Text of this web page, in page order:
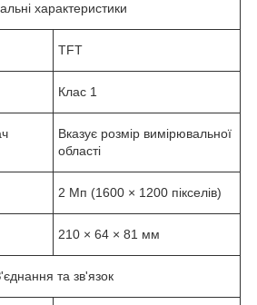
характеристики
TFT
Клас 1
Вказує розмір вимірювальної
області
2 Мп (1600 × 1200 пікселів)
210 × 64 × 81 мм
та зв'язок